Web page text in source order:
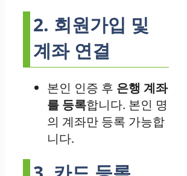
2. 회원가입 및
계좌 연결
본인 인증 후 은행 계좌
를 등록합니다. 본인 명
의 계좌만 등록 가능합
니다.